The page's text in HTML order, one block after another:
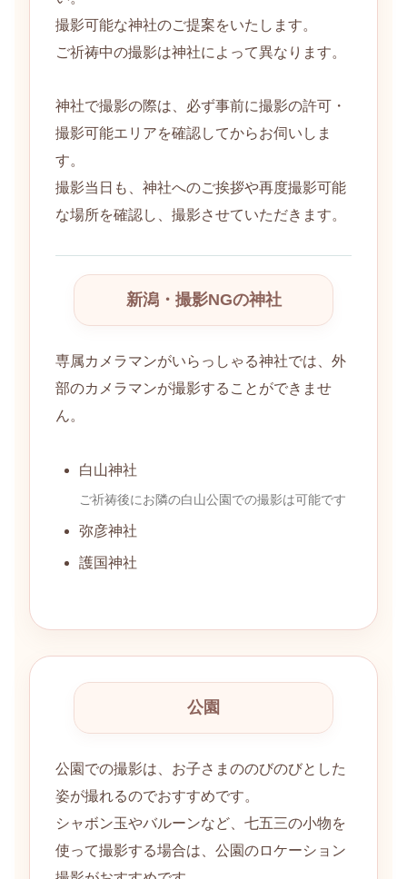
撮影可能な神社のご提案をいたします。
ご祈祷中の撮影は神社によって異なります。
神社で撮影の際は、必ず事前に撮影の許可・
撮影可能エリアを確認してからお伺いしま
す。
撮影当日も、神社へのご挨拶や再度撮影可能
な場所を確認し、撮影させていただきます。
新潟・撮影NGの神社
専属カメラマンがいらっしゃる神社では、外
部のカメラマンが撮影することができませ
ん。
白山神社
ご祈祷後にお隣の白山公園での撮影は可能です
弥彦神社
護国神社
公園
公園での撮影は、お子さまののびのびとした
姿が撮れるのでおすすめです。
シャボン玉やバルーンなど、七五三の小物を
使って撮影する場合は、公園のロケーション